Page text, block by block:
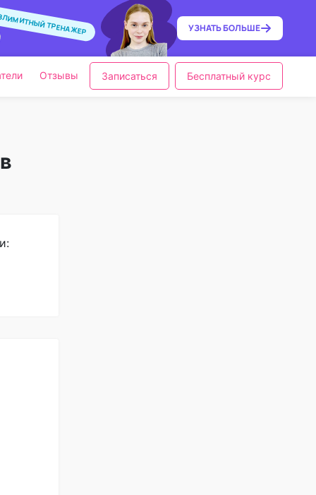
УЗНАТЬБОЛЬШЕ
ТРЕНАЖЕР
Отзывы Записаться Бесплатный курс